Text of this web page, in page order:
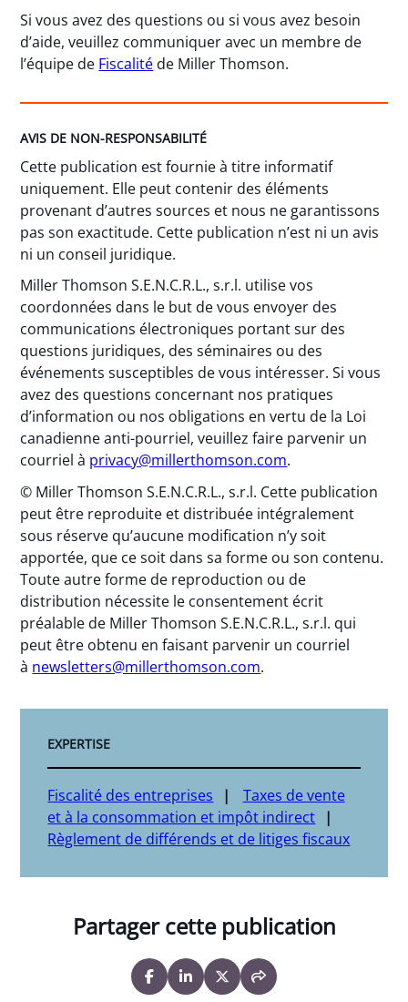
Si vous avez des questions ou si vous avez besoin
d’aide, veuillez communiquer avec un membre de
l’équipe de Fiscalité de Miller Thomson.
AVIS DE NON-RESPONSABILITÉ
Cette publication est fournie à titre informatif
uniquement. Elle peut contenir des éléments
provenant d’autres sources et nous ne garantissons
pas son exactitude. Cette publication n’est ni un avis
ni un conseil juridique.
Miller Thomson S.E.N.C.R.L., s.r.l. utilise vos
coordonnées dans le but de vous envoyer des
communications électroniques portant sur des
questions juridiques, des séminaires ou des
événements susceptibles de vous intéresser. Si vous
avez des questions concernant nos pratiques
d’information ou nos obligations en vertu de la Loi
canadienne anti-pourriel, veuillez faire parvenir un
courriel à privacy@millerthomson.com.
© Miller Thomson S.E.N.C.R.L., s.r.l. Cette publication
peut être reproduite et distribuée intégralement
sous réserve qu’aucune modification n’y soit
apportée, que ce soit dans sa forme ou son contenu.
Toute autre forme de reproduction ou de
distribution nécessite le consentement écrit
préalable de Miller Thomson S.E.N.C.R.L., s.r.l. qui
peut être obtenu en faisant parvenir un courriel
à newsletters@millerthomson.com.
EXPERTISE
Fiscalité des entreprises
Taxes de vente
et à la consommation et impôt indirect
Règlement de différends et de litiges fiscaux
Partager cette publication